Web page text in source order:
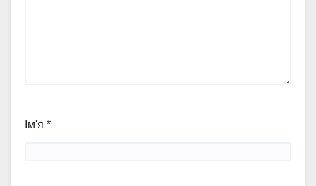
Ім'я *